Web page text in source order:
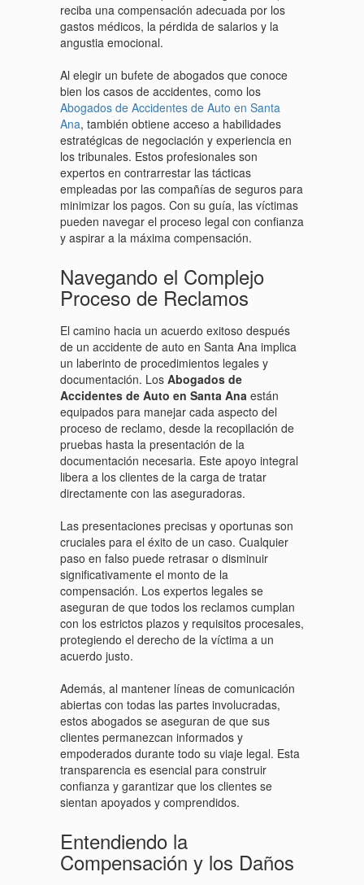
reciba una compensación adecuada por los
gastos médicos, la pérdida de salarios y la
angustia emocional.
Al elegir un bufete de abogados que conoce
bien los casos de accidentes, como los
Abogados de Accidentes de Auto en Santa
Ana, también obtiene acceso a habilidades
estratégicas de negociación y experiencia en
los tribunales. Estos profesionales son
expertos en contrarrestar las tácticas
empleadas por las compañías de seguros para
minimizar los pagos. Con su guía, las víctimas
pueden navegar el proceso legal con confianza
y aspirar a la máxima compensación.
Navegando el Complejo
Proceso de Reclamos
El camino hacia un acuerdo exitoso después
de un accidente de auto en Santa Ana implica
un laberinto de procedimientos legales y
documentación. Los Abogados de
Accidentes de Auto en Santa Ana están
equipados para manejar cada aspecto del
proceso de reclamo, desde la recopilación de
pruebas hasta la presentación de la
documentación necesaria. Este apoyo integral
libera a los clientes de la carga de tratar
directamente con las aseguradoras.
Las presentaciones precisas y oportunas son
cruciales para el éxito de un caso. Cualquier
paso en falso puede retrasar o disminuir
significativamente el monto de la
compensación. Los expertos legales se
aseguran de que todos los reclamos cumplan
con los estrictos plazos y requisitos procesales,
protegiendo el derecho de la víctima a un
acuerdo justo.
Además, al mantener líneas de comunicación
abiertas con todas las partes involucradas,
estos abogados se aseguran de que sus
clientes permanezcan informados y
empoderados durante todo su viaje legal. Esta
transparencia es esencial para construir
confianza y garantizar que los clientes se
sientan apoyados y comprendidos.
Entendiendo la
Compensación y los Daños